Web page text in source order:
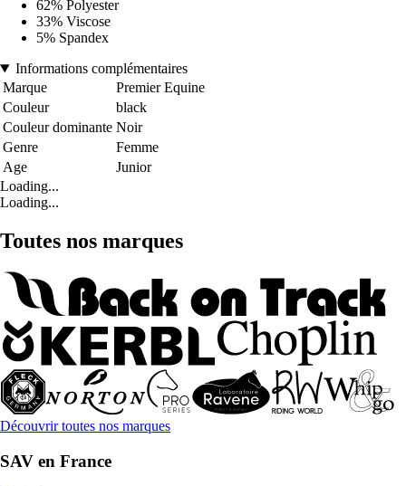
62% Polyester
33% Viscose
5% Spandex
Informations complémentaires
Marque
Premier Equine
Couleur
black
Couleur dominante Noir
Genre
Femme
Age
Junior
Loading...
Loading...
Toutes nos marques
Découvrir toutes nos marques
SAV en France